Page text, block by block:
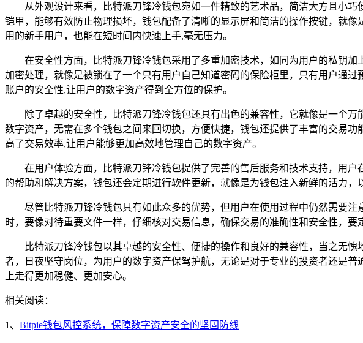
从外观设计来看，比特派刀锋冷钱包宛如一件精致的艺术品，简洁大方且小
铠甲，能够有效防止物理损坏，钱包配备了清晰的显示屏和简洁的操作按键，就
用的新手用户，也能在短时间内快速上手,毫无压力。
在安全性方面，比特派刀锋冷钱包采用了多重加密技术，如同为用户的私钥
加密处理，就像是被锁在了一个只有用户自己知道密码的保险柜里，只有用户通
账户的安全性,让用户的数字资产得到全方位的保护。
除了卓越的安全性，比特派刀锋冷钱包还具有出色的兼容性，它就像是一个
数字资产，无需在多个钱包之间来回切换，方便快捷，钱包还提供了丰富的交易
高了交易效率,让用户能够更加高效地管理自己的数字资产。
在用户体验方面，比特派刀锋冷钱包提供了完善的售后服务和技术支持，用
的帮助和解决方案，钱包还会定期进行软件更新，就像是为钱包注入新鲜的活力
尽管比特派刀锋冷钱包具有如此众多的优势，但用户在使用过程中仍然需要
时，要像对待重要文件一样，仔细核对交易信息，确保交易的准确性和安全性，
比特派刀锋冷钱包以其卓越的安全性、便捷的操作和良好的兼容性，当之无愧
者，日夜坚守岗位，为用户的数字资产保驾护航，无论是对于专业的投资者还是
上走得更加稳健、更加安心。
相关阅读：
1、 Bitpie钱包风控系统，保障数字资产安全的坚固防线